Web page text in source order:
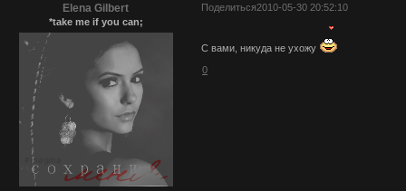
Поделиться2010-05-30 20:52:10
Elena Gilbert
*take me if you can;
С вами, никуда не ухожу
0